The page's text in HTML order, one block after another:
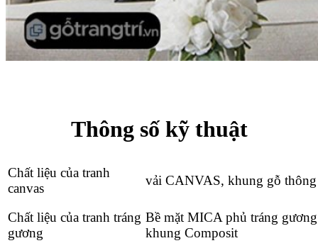
Thông số kỹ thuật
Chất liệu của tranh
canvas
vải CANVAS, khung gỗ thông
Chất liệu của tranh tráng
gương
Bề mặt MICA phủ tráng
khung Composit